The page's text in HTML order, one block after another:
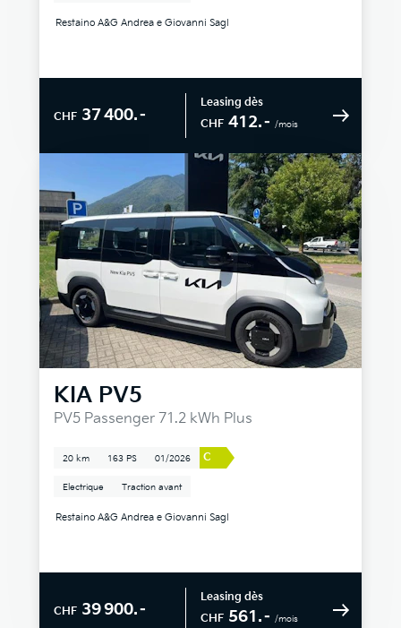
Restaino A&G Andrea e Giovanni Sagl
CHF 37 400.–
Leasing dès
CHF 412.– /mois
KIA PV5
PV5 Passenger 71.2 kWh Plus
20 km 163 PS 01/2026 C
Electrique Traction avant
Restaino A&G Andrea e Giovanni Sagl
CHF 39 900.–
Leasing dès
CHF 561.– /mois